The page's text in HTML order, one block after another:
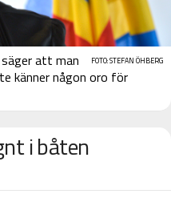
FOTO: STEFAN ÖHBERG
att man
känner någon oro för
i båten